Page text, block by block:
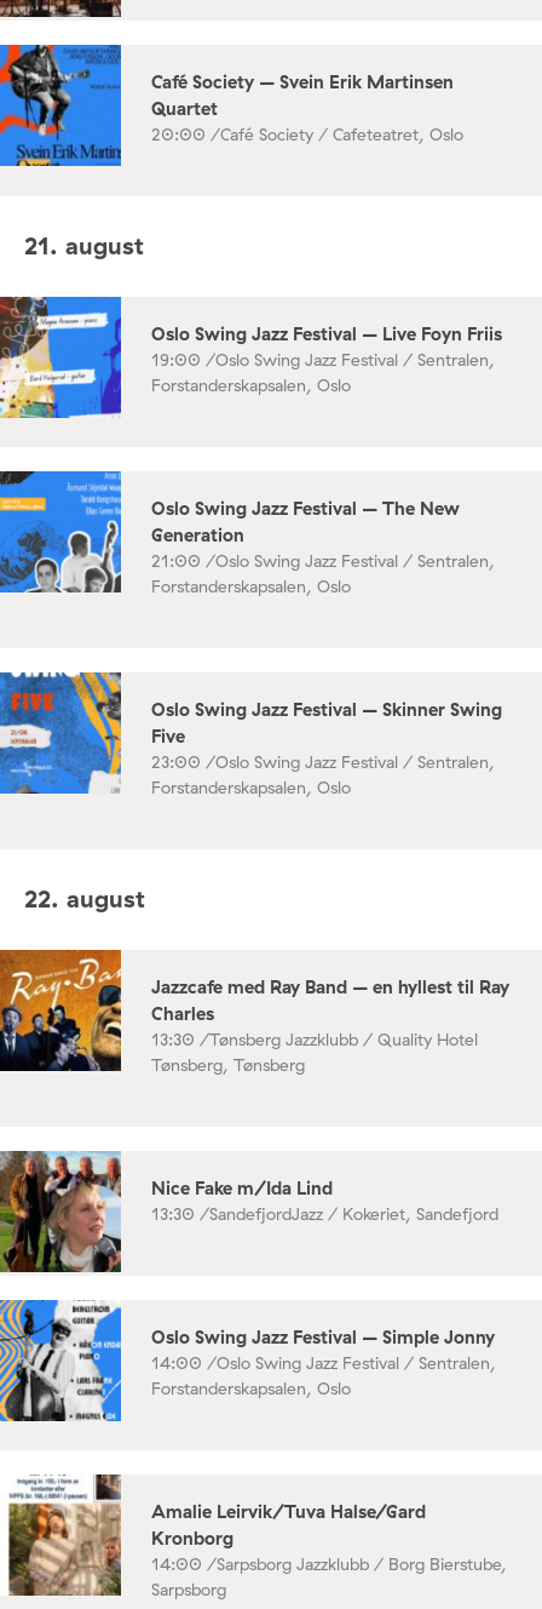
Café Society – Svein Erik Martinsen
Quartet
20:00 /Café Society / Cafeteatret, Oslo
21. august
Oslo Swing Jazz Festival – Live Foyn Friis
19:00 /Oslo Swing Jazz Festival / Sentralen,
Forstanderskapsalen, Oslo
Oslo Swing Jazz Festival – The New
Generation
21:00 /Oslo Swing Jazz Festival / Sentralen,
Forstanderskapsalen, Oslo
Oslo Swing Jazz Festival – Skinner Swing
Five
23:00 /Oslo Swing Jazz Festival / Sentralen,
Forstanderskapsalen, Oslo
22. august
Jazzcafe med Ray Band – en hyllest til Ray
Charles
13:30 /Tønsberg Jazzklubb / Quality Hotel
Tønsberg, Tønsberg
Nice Fake m/Ida Lind
13:30 /SandefjordJazz / Kokeriet, Sandefjord
Oslo Swing Jazz Festival – Simple Jonny
14:00 /Oslo Swing Jazz Festival / Sentralen,
Forstanderskapsalen, Oslo
Amalie Leirvik/Tuva Halse/Gard
Kronborg
14:00 /Sarpsborg Jazzklubb / Borg Bierstube,
Sarpsborg